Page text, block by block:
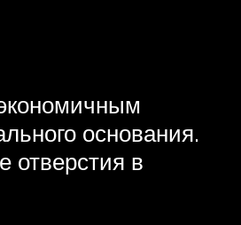
основания.
отверстия в